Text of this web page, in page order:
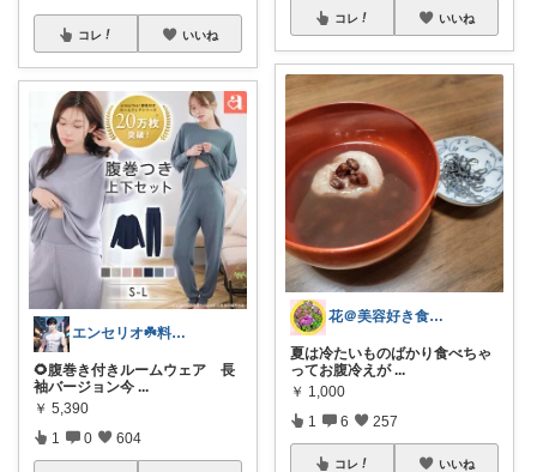
コレ いいね
エンセリオ☘️料理を楽しく🍳
🌻腹巻き付きルームウェア 長
袖バージョン今 ...
￥ 5,390
1 0 604
コレ いいね
花＠美容好き食いしん坊💎オリ写みてみて
夏は冷たいものばかり食べちゃ
ってお腹冷えが ...
￥ 1,000
1 6 257
コレ いいね